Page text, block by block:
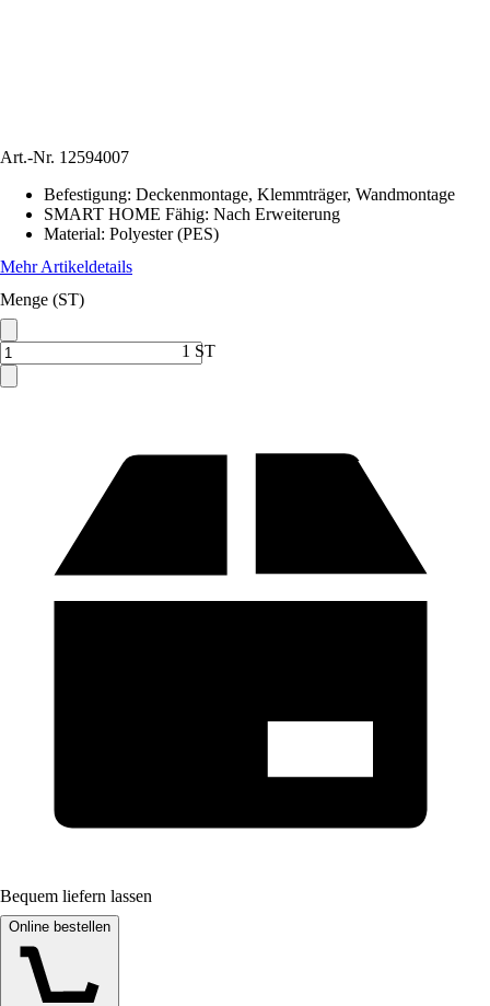
Art.-Nr. 12594007
Befestigung: Deckenmontage, Klemmträger, Wandmontage
SMART HOME Fähig: Nach Erweiterung
Material: Polyester (PES)
Mehr Artikeldetails
Menge (ST)
1 ST
Bequem liefern lassen
Online bestellen